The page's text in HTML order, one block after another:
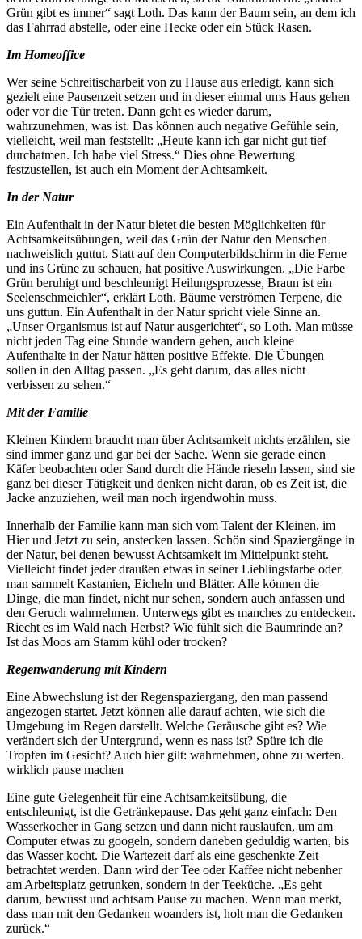
Grün gibt es immer“ sagt Loth. Das kann der Baum sein, an dem ich
das Fahrrad abstelle, oder eine Hecke oder ein Stück Rasen.
Im Homeoffice
Wer seine Schreitischarbeit von zu Hause aus erledigt, kann sich
gezielt eine Pausenzeit setzen und in dieser einmal ums Haus gehen
oder vor die Tür treten. Dann geht es wieder darum,
wahrzunehmen, was ist. Das können auch negative Gefühle sein,
vielleicht, weil man feststellt: „Heute kann ich gar nicht gut tief
durchatmen. Ich habe viel Stress.“ Dies ohne Bewertung
festzustellen, ist auch ein Moment der Achtsamkeit.
In der Natur
Ein Aufenthalt in der Natur bietet die besten Möglichkeiten für
Achtsamkeitsübungen, weil das Grün der Natur den Menschen
nachweislich guttut. Statt auf den Computerbildschirm in die Ferne
und ins Grüne zu schauen, hat positive Auswirkungen. „Die Farbe
Grün beruhigt und beschleunigt Heilungsprozesse, Braun ist ein
Seelenschmeichler“, erklärt Loth. Bäume verströmen Terpene, die
uns guttun. Ein Aufenthalt in der Natur spricht viele Sinne an.
„Unser Organismus ist auf Natur ausgerichtet“, so Loth. Man müsse
nicht jeden Tag eine Stunde wandern gehen, auch kleine
Aufenthalte in der Natur hätten positive Effekte. Die Übungen
sollen in den Alltag passen. „Es geht darum, das alles nicht
verbissen zu sehen.“
Mit der Familie
Kleinen Kindern braucht man über Achtsamkeit nichts erzählen, sie
sind immer ganz und gar bei der Sache. Wenn sie gerade einen
Käfer beobachten oder Sand durch die Hände rieseln lassen, sind sie
ganz bei dieser Tätigkeit und denken nicht daran, ob es Zeit ist, die
Jacke anzuziehen, weil man noch irgendwohin muss.
Innerhalb der Familie kann man sich vom Talent der Kleinen, im
Hier und Jetzt zu sein, anstecken lassen. Schön sind Spaziergänge in
der Natur, bei denen bewusst Achtsamkeit im Mittelpunkt steht.
Vielleicht findet jeder draußen etwas in seiner Lieblingsfarbe oder
man sammelt Kastanien, Eicheln und Blätter. Alle können die
Dinge, die man findet, nicht nur sehen, sondern auch anfassen und
den Geruch wahrnehmen. Unterwegs gibt es manches zu entdecken.
Riecht es im Wald nach Herbst? Wie fühlt sich die Baumrinde an?
Ist das Moos am Stamm kühl oder trocken?
Regenwanderung mit Kindern
Eine Abwechslung ist der Regenspaziergang, den man passend
angezogen startet. Jetzt können alle darauf achten, wie sich die
Umgebung im Regen darstellt. Welche Geräusche gibt es? Wie
verändert sich der Untergrund, wenn es nass ist? Spüre ich die
Tropfen im Gesicht? Auch hier gilt: wahrnehmen, ohne zu werten.
wirklich pause machen
Eine gute Gelegenheit für eine Achtsamkeitsübung, die
entschleunigt, ist die Getränkepause. Das geht ganz einfach: Den
Wasserkocher in Gang setzen und dann nicht rauslaufen, um am
Computer etwas zu googeln, sondern daneben geduldig warten, bis
das Wasser kocht. Die Wartezeit darf als eine geschenkte Zeit
betrachtet werden. Dann wird der Tee oder Kaffee nicht nebenher
am Arbeitsplatz getrunken, sondern in der Teeküche. „Es geht
darum, bewusst und achtsam Pause zu machen. Wenn man merkt,
dass man mit den Gedanken woanders ist, holt man die Gedanken
zurück.“